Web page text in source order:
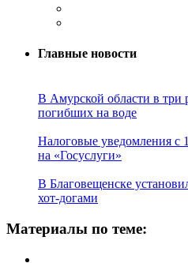
Главные новости
В Амурской области в три
погибших на воде
Налоговые уведомления с
на «Госуслуги»
В Благовещенске
хот-догами
Материалы по теме: